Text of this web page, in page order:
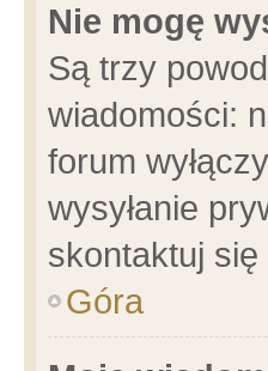
Nie mogę
Są trzy
wiadomości:
forum
wysyłanie
skontaktuj
Góra